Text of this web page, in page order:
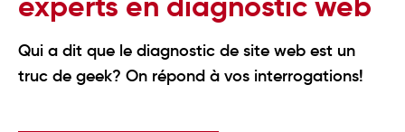
Qui a dit que le diagnostic de site web est un
truc de geek? On répond à vos interrogations!